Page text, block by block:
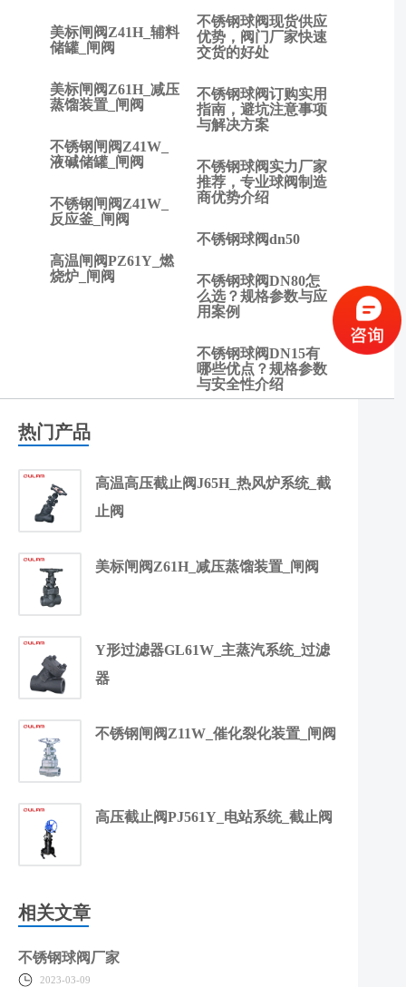
美标闸阀Z41H_辅料
储罐_闸阀
美标闸阀Z61H_减压
蒸馏装置_闸阀
不锈钢闸阀Z41W_
液碱储罐_闸阀
不锈钢闸阀Z41W_
反应釜_闸阀
高温闸阀PZ61Y_燃
烧炉_闸阀
不锈钢球阀现货供应
优势，阀门厂家快速
交货的好处
不锈钢球阀订购实用
指南，避坑注意事项
与解决方案
不锈钢球阀实力厂家
推荐，专业球阀制造
商优势介绍
不锈钢球阀dn50
不锈钢球阀DN80怎
么选？规格参数与应
用案例
不锈钢球阀DN15有
哪些优点？规格参数
与安全性介绍
热门产品
高温高压截止阀J65H_热风炉系统_截
止阀
美标闸阀Z61H_减压蒸馏装置_闸阀
Y形过滤器GL61W_主蒸汽系统_过滤
器
不锈钢闸阀Z11W_催化裂化装置_闸阀
高压截止阀PJ561Y_电站系统_截止阀
相关文章
不锈钢球阀厂家
2023-03-09